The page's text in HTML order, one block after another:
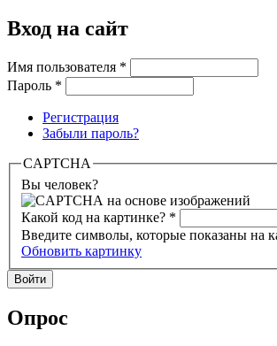
Вход на сайт
Имя пользователя *
Пароль *
Регистрация
Забыли пароль?
CAPTCHA
Вы человек?
Какой код на картинке? *
Введите символы, которые показаны на
Обновить картинку
Опрос